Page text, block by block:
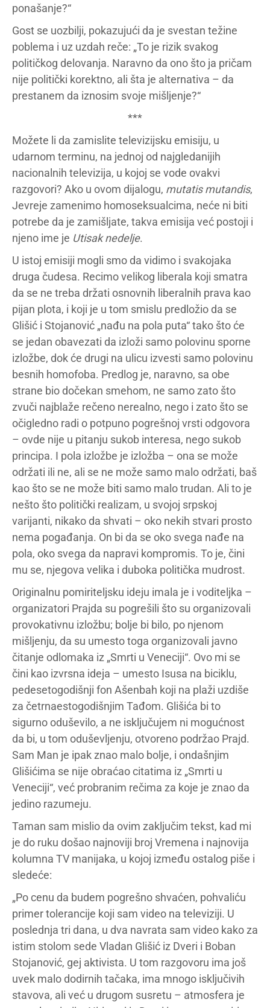
ponašanje?“
Gost se uozbilji, pokazujući da je svestan težine
poblema i uz uzdah reče: „To je rizik svakog
političkog delovanja. Naravno da ono što ja pričam
nije politički korektno, ali šta je alternativa – da
prestanem da iznosim svoje mišljenje?“
***
Možete li da zamislite televizijsku emisiju, u
udarnom terminu, na jednoj od najgledanijih
nacionalnih televizija, u kojoj se vode ovakvi
razgovori? Ako u ovom dijalogu, mutatis mutandis,
Jevreje zamenimo homoseksualcima, neće ni biti
potrebe da je zamišljate, takva emisija već postoji i
njeno ime je Utisak nedelje.
U istoj emisiji mogli smo da vidimo i svakojaka
druga čudesa. Recimo velikog liberala koji smatra
da se ne treba držati osnovnih liberalnih prava kao
pijan plota, i koji je u tom smislu predložio da se
Glišić i Stojanović „nađu na pola puta“ tako što će
se jedan obavezati da izloži samo polovinu sporne
izložbe, dok će drugi na ulicu izvesti samo polovinu
besnih homofoba. Predlog je, naravno, sa obe
strane bio dočekan smehom, ne samo zato što
zvuči najblaže rečeno nerealno, nego i zato što se
očigledno radi o potpuno pogrešnoj vrsti odgovora
– ovde nije u pitanju sukob interesa, nego sukob
principa. I pola izložbe je izložba – ona se može
održati ili ne, ali se ne može samo malo održati, baš
kao što se ne može biti samo malo trudan. Ali to je
nešto što politički realizam, u svojoj srpskoj
varijanti, nikako da shvati – oko nekih stvari prosto
nema pogađanja. On bi da se oko svega nađe na
pola, oko svega da napravi kompromis. To je, čini
mu se, njegova velika i duboka politička mudrost.
Originalnu pomiriteljsku ideju imala je i voditeljka –
organizatori Prajda su pogrešili što su organizovali
provokativnu izložbu; bolje bi bilo, po njenom
mišljenju, da su umesto toga organizovali javno
čitanje odlomaka iz „Smrti u Veneciji“. Ovo mi se
čini kao izvrsna ideja – umesto Isusa na biciklu,
pedesetogodišnji fon Ašenbah koji na plaži uzdiše
za četrnaestogodišnjim Tađom. Glišića bi to
sigurno oduševilo, a ne isključujem ni mogućnost
da bi, u tom oduševljenju, otvoreno podržao Prajd.
Sam Man je ipak znao malo bolje, i ondašnjim
Glišićima se nije obraćao citatima iz „Smrti u
Veneciji“, već probranim rečima za koje je znao da
jedino razumeju.
Taman sam mislio da ovim zaključim tekst, kad mi
je do ruku došao najnoviji broj Vremena i najnovija
kolumna TV manijaka, u kojoj između ostalog piše i
sledeće:
„Po cenu da budem pogrešno shvaćen, pohvaliću
primer tolerancije koji sam video na televiziji. U
poslednja tri dana, u dva navrata sam video kako za
istim stolom sede Vladan Glišić iz Dveri i Boban
Stojanović, gej aktivista. U tom razgovoru ima još
uvek malo dodirnih tačaka, ima mnogo isključivih
stavova, ali već u drugom susretu – atmosfera je